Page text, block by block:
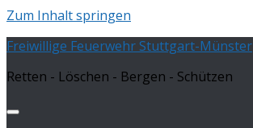
Zum Inhalt springen
Freiwillige Feuerwehr Stuttgart-Münster
Retten - Löschen - Bergen - Schützen